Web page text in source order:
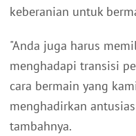
keberanian untuk
"Anda juga harus
menghadapi transisi
cara bermain yang
menghadirkan
tambahnya.